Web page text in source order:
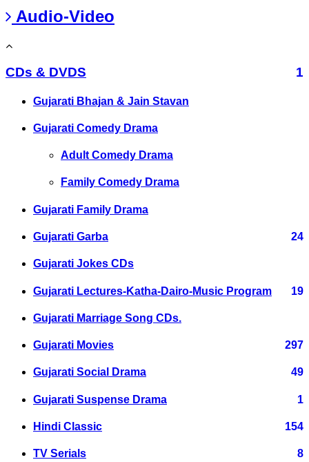
Audio-Video
CDs & DVDS 1
Gujarati Bhajan & Jain Stavan
Gujarati Comedy Drama
Adult Comedy Drama
Family Comedy Drama
Gujarati Family Drama
Gujarati Garba 24
Gujarati Jokes CDs
Gujarati Lectures-Katha-Dairo-Music Program 19
Gujarati Marriage Song CDs.
Gujarati Movies 297
Gujarati Social Drama 49
Gujarati Suspense Drama 1
Hindi Classic 154
TV Serials 8